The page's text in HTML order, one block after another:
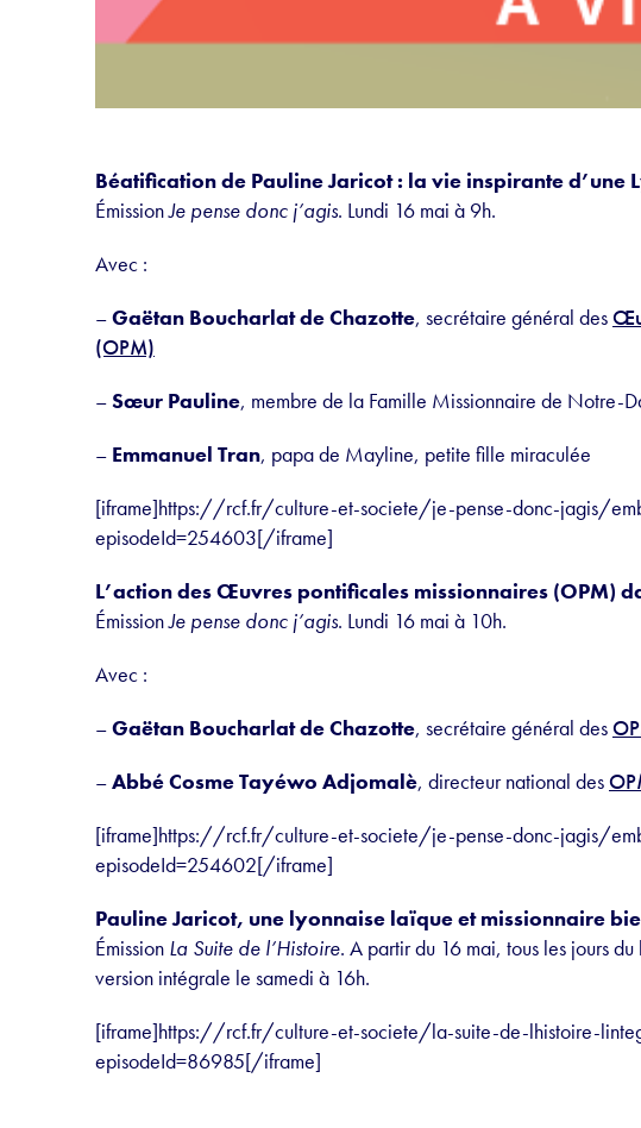
Béatification de Pauline Jaricot : la vie inspirante d’une
ÉmissionJe pense donc j’agis. Lundi 16 mai à 9h.
Avec :
–Gaëtan Boucharlat de Chazotte, secrétaire général des
(OPM)
–Sœur Pauline, membre de la Famille Missionnaire de Notre-
– Emmanuel Tran, papa de Mayline, petite fille miraculée
[iframe]https://rcf.fr/culture-et-societe/je-pense-donc-jagis/
episodeId=254603[/iframe]
L’action des Œuvres pontificales missionnaires (OPM)
ÉmissionJe pense donc j’agis. Lundi 16 mai à 10h.
Avec :
–Gaëtan Boucharlat de Chazotte, secrétaire général des
–Abbé Cosme Tayéwo Adjomalè, directeur national des
[iframe]https://rcf.fr/culture-et-societe/je-pense-donc-jagis/
episodeId=254602[/iframe]
Pauline Jaricot, une lyonnaise laïque et missionnaire
Émission La Suite de l’Histoire. A partir du 16 mai, tous les jours
version intégrale le samedi à 16h.
[iframe]https://rcf.fr/culture-et-societe/la-suite-de-lhistoire-
episodeId=86985[/iframe]